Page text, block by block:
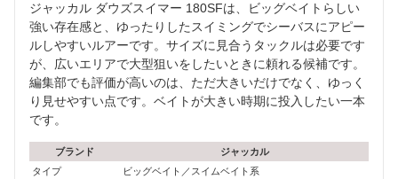
ジャッカル ダウズスイマー 180SFは、ビッグベイトらしい
強い存在感と、ゆったりしたスイミングでシーバスにアピー
ルしやすいルアーです。サイズに見合うタックルは必要です
が、広いエリアで大型狙いをしたいときに頼れる候補です。
編集部でも評価が高いのは、ただ大きいだけでなく、ゆっく
り見せやすい点です。ベイトが大きい時期に投入したい一本
です。
ブランド
ジャッカル
タイプ
ビッグベイト／スイムベイト系